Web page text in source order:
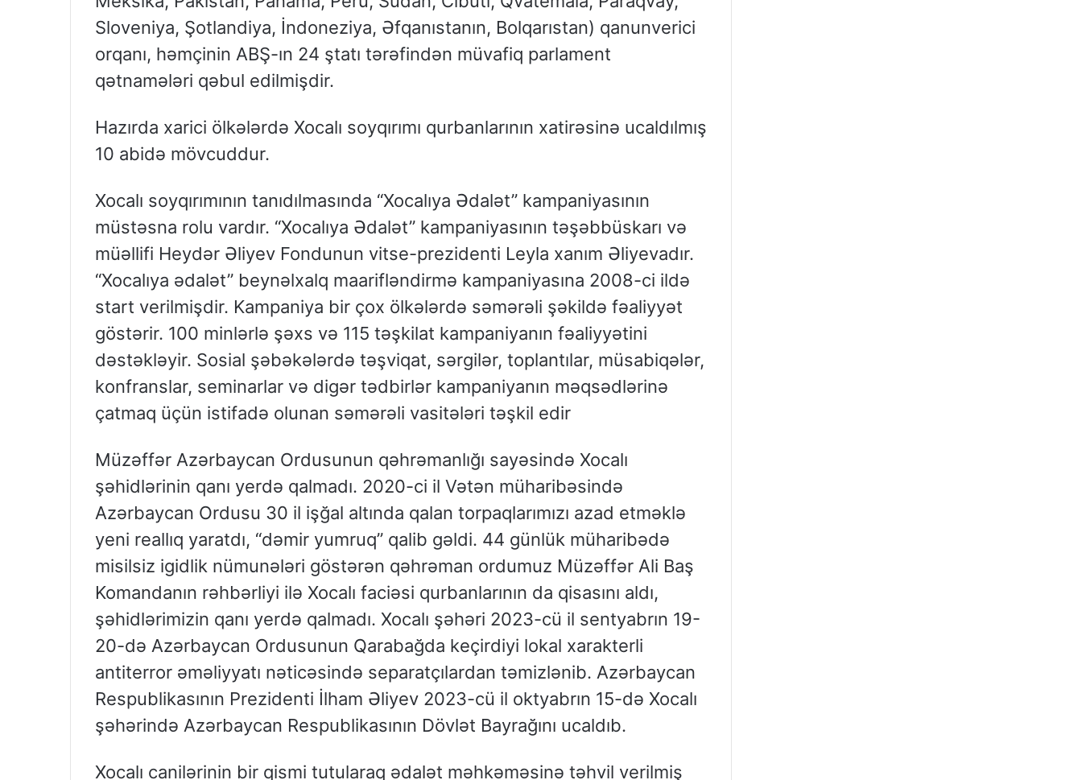
Sloveniya, Şotlandiya, İndoneziya, Əfqanıstanın, Bolqarıstan) qanunverici
orqanı, həmçinin ABŞ-ın 24 ştatı tərəfindən müvafiq parlament
qətnamələri qəbul edilmişdir.
Hazırda xarici ölkələrdə Xocalı soyqırımı qurbanlarının xatirəsinə ucaldılmış
10 abidə mövcuddur.
Xocalı soyqırımının tanıdılmasında “Xocalıya Ədalət” kampaniyasının
müstəsna rolu vardır. “Xocalıya Ədalət” kampaniyasının təşəbbüskarı və
müəllifi Heydər Əliyev Fondunun vitse-prezidenti Leyla xanım Əliyevadır.
“Xocalıya ədalət” beynəlxalq maarifləndirmə kampaniyasına 2008-ci ildə
start verilmişdir. Kampaniya bir çox ölkələrdə səmərəli şəkildə fəaliyyət
göstərir. 100 minlərlə şəxs və 115 təşkilat kampaniyanın fəaliyyətini
dəstəkləyir. Sosial şəbəkələrdə təşviqat, sərgilər, toplantılar, müsabiqələr,
konfranslar, seminarlar və digər tədbirlər kampaniyanın məqsədlərinə
çatmaq üçün istifadə olunan səmərəli vasitələri təşkil edir
Müzəffər Azərbaycan Ordusunun qəhrəmanlığı sayəsində Xocalı
şəhidlərinin qanı yerdə qalmadı. 2020-ci il Vətən müharibəsində
Azərbaycan Ordusu 30 il işğal altında qalan torpaqlarımızı azad etməklə
yeni reallıq yaratdı, “dəmir yumruq” qalib gəldi. 44 günlük müharibədə
misilsiz igidlik nümunələri göstərən qəhrəman ordumuz Müzəffər Ali Baş
Komandanın rəhbərliyi ilə Xocalı faciəsi qurbanlarının da qisasını aldı,
şəhidlərimizin qanı yerdə qalmadı. Xocalı şəhəri 2023-cü il sentyabrın 19-
20-də Azərbaycan Ordusunun Qarabağda keçirdiyi lokal xarakterli
antiterror əməliyyatı nəticəsində separatçılardan təmizlənib. Azərbaycan
Respublikasının Prezidenti İlham Əliyev 2023-cü il oktyabrın 15-də Xocalı
şəhərində Azərbaycan Respublikasının Dövlət Bayrağını ucaldıb.
Xocalı canilərinin bir qismi tutularaq ədalət məhkəməsinə təhvil verilmiş